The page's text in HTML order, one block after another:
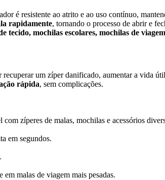
é resistente ao atrito e ao uso contínuo,
rapidamente, tornando o processo de abrir e
tecido, mochilas escolares, mochilas de
recuperar um zíper danificado, aumentar a vida
rápida, sem complicações.
com zíperes de malas, mochilas e acessórios
em segundos.
.
malas de viagem mais pesadas.